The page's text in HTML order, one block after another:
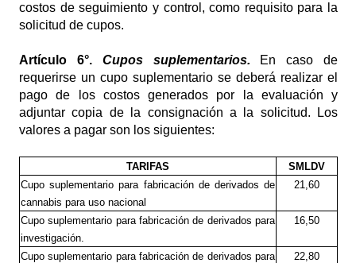
costos de seguimiento y control, como requisito para la
solicitud de cupos.
Artículo 6°. Cupos suplementarios. En caso de
requerirse un cupo suplementario se deberá realizar el
pago de los costos generados por la evaluación y
adjuntar copia de la consignación a la solicitud. Los
valores a pagar son los siguientes:
TARIFAS
SMLDV
Cupo suplementario para fabricación de derivados de
cannabis para uso nacional
21,60
Cupo suplementario para fabricación de derivados para
investigación.
16,50
Cupo suplementario para fabricación de derivados para
22,80